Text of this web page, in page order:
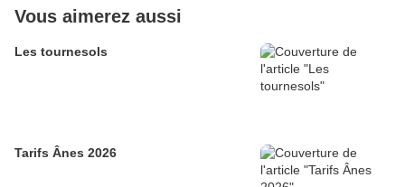
Vous aimerez aussi
Les tournesols
Tarifs Ânes 2026